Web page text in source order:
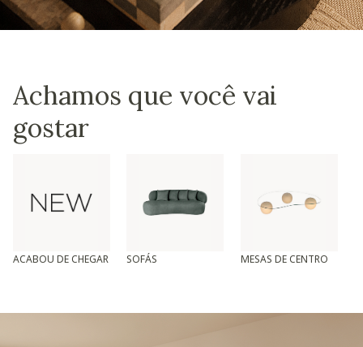
Achamos que você vai
gostar
ACABOU DE CHEGAR SOFÁS MESAS DE CENTRO